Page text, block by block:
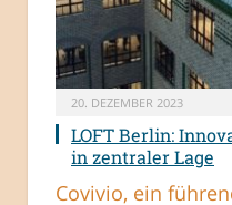
20. DEZEMBER 2023
LOFT Berlin:
in zentraler Lage
Covivio, ein